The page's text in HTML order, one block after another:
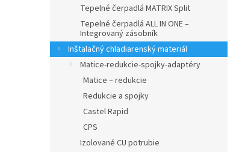
Tepelné čerpadlá MATRIX Split
Tepelné čerpadlá ALL IN ONE –
Integrovaný zásobník
Inštalačný chladiarenský materiál
Matice-redukcie-spojky-adaptéry
Matice – redukcie
Redukcie a spojky
Castel Rapid
CPS
Izolované CU potrubie